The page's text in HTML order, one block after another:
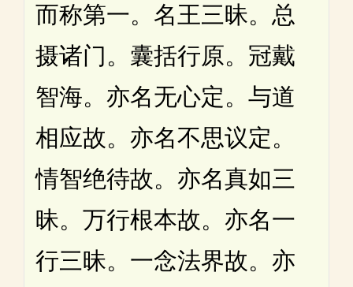
而称第一。名王三昧。总
摄诸门。囊括行原。冠戴
智海。亦名无心定。与道
相应故。亦名不思议定。
情智绝待故。亦名真如三
昧。万行根本故。亦名一
行三昧。一念法界故。亦